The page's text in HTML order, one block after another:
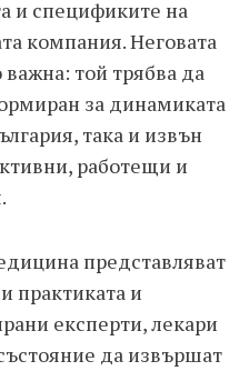
и спецификите на
компания. Неговата
той трябва да
за динамиката
така и извън
работещи и
представляват
практиката и
експерти, лекари
да извършат